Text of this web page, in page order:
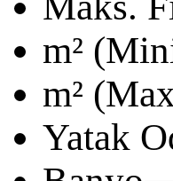
m²
m²
Yatak